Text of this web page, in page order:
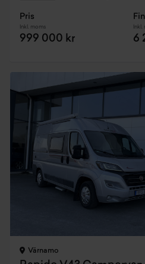
Pris
Inkl. moms
999 000 kr
Inkl.
6
Värnamo